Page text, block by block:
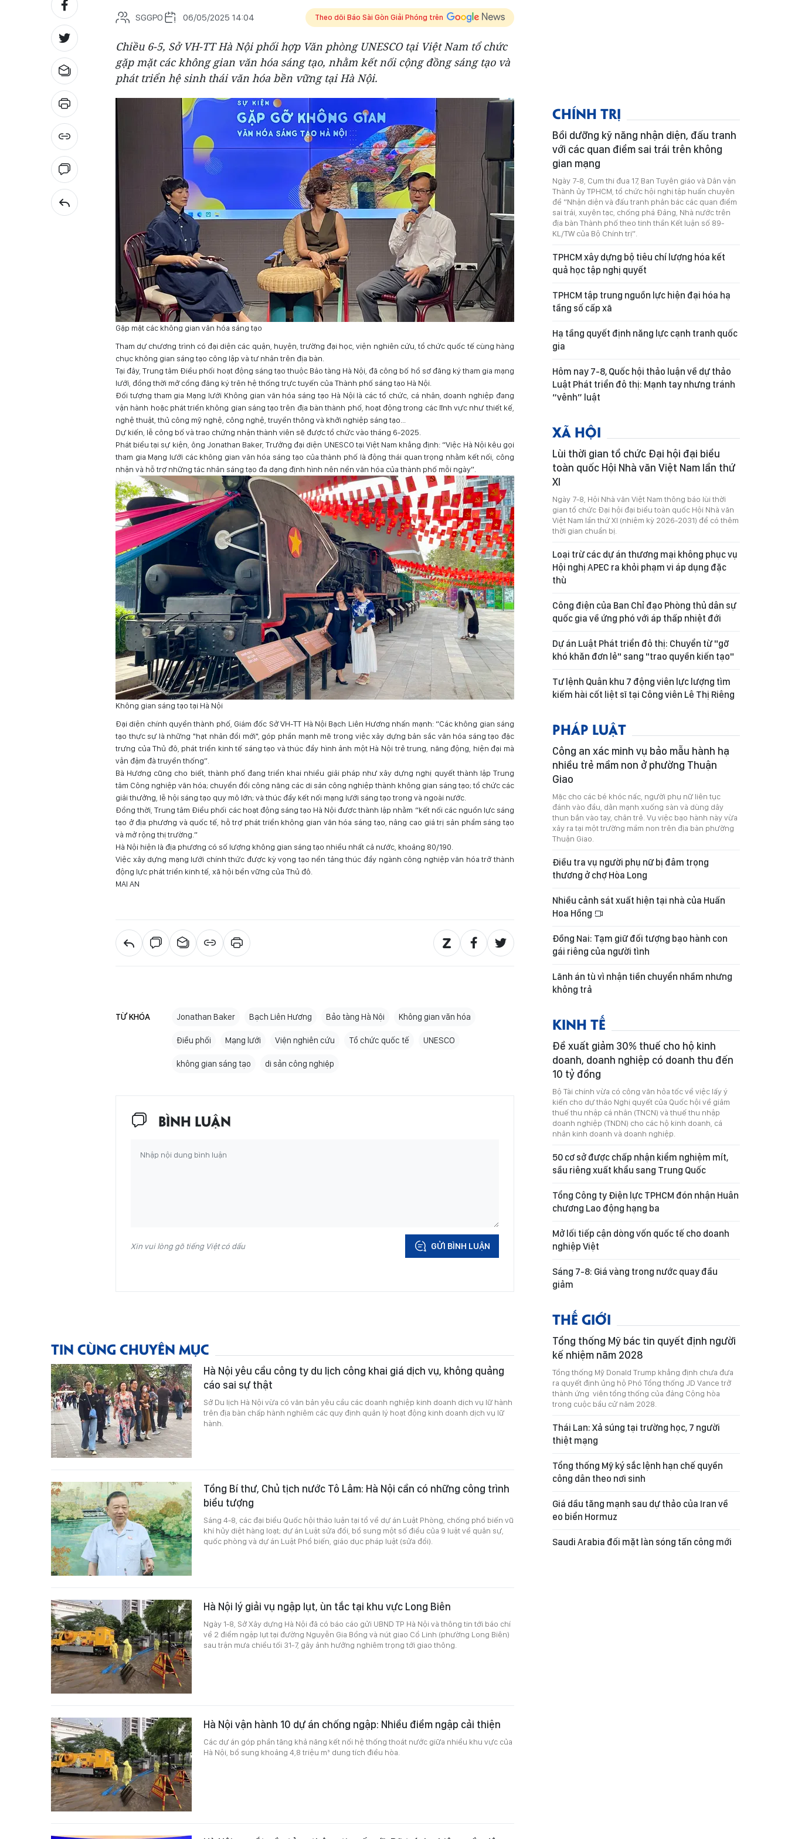
SGGPO 06/05/2025 14:04 Theo dõi Báo Sài Gòn Giải Phóng trên
Chiều 6-5, Sở VH-TT Hà Nội phối hợp Văn phòng UNESCO tại Việt Nam tổ chức
gặp mặt các không gian văn hóa sáng tạo, nhằm kết nối cộng đồng sáng tạo và
phát triển hệ sinh thái văn hóa bền vững tại Hà Nội.
Gặp mặt các không gian văn hóa sáng tạo
Tham dự chương trình có đại diện các quận, huyện, trường đại học, viện nghiên cứu, tổ chức quốc tế cùng hàng
chục không gian sáng tạo công lập và tư nhân trên địa bàn.
Tại đây, Trung tâm Điều phối hoạt động sáng tạo thuộc Bảo tàng Hà Nội, đã công bố hồ sơ đăng ký tham gia mạng
lưới, đồng thời mở cổng đăng ký trên hệ thống trực tuyến của Thành phố sáng tạo Hà Nội.
Đối tượng tham gia Mạng lưới Không gian văn hóa sáng tạo Hà Nội là các tổ chức, cá nhân, doanh nghiệp đang
vận hành hoặc phát triển không gian sáng tạo trên địa bàn thành phố, hoạt động trong các lĩnh vực như thiết kế,
nghệ thuật, thủ công mỹ nghệ, công nghệ, truyền thông và khởi nghiệp sáng tạo...
Dự kiến, lễ công bố và trao chứng nhận thành viên sẽ được tổ chức vào tháng 6-2025.
Phát biểu tại sự kiện, ông Jonathan Baker, Trưởng đại diện UNESCO tại Việt Nam khẳng định: “Việc Hà Nội kêu gọi
tham gia Mạng lưới các không gian văn hóa sáng tạo của thành phố là động thái quan trọng nhằm kết nối, công
nhận và hỗ trợ những tác nhân sáng tạo đa dạng định hình nên nền văn hóa của thành phố mỗi ngày”.
Không gian sáng tạo tại Hà Nội
Đại diện chính quyền thành phố, Giám đốc Sở VH-TT Hà Nội Bạch Liên Hương nhấn mạnh: “Các không gian sáng
tạo thực sự là những "hạt nhân đổi mới", góp phần mạnh mẽ trong việc xây dựng bản sắc văn hóa sáng tạo đặc
trưng của Thủ đô, phát triển kinh tế sáng tạo và thúc đẩy hình ảnh một Hà Nội trẻ trung, năng động, hiện đại mà
vẫn đậm đà truyền thống”.
Bà Hương cũng cho biết, thành phố đang triển khai nhiều giải pháp như xây dựng nghị quyết thành lập Trung
tâm Công nghiệp văn hóa; chuyển đổi công năng các di sản công nghiệp thành không gian sáng tạo; tổ chức các
giải thưởng, lễ hội sáng tạo quy mô lớn; và thúc đẩy kết nối mạng lưới sáng tạo trong và ngoài nước.
Đồng thời, Trung tâm Điều phối các hoạt động sáng tạo Hà Nội được thành lập nhằm “kết nối các nguồn lực sáng
tạo ở địa phương và quốc tế, hỗ trợ phát triển không gian văn hóa sáng tạo, nâng cao giá trị sản phẩm sáng tạo
và mở rộng thị trường.”
Hà Nội hiện là địa phương có số lượng không gian sáng tạo nhiều nhất cả nước, khoảng 80/190.
Việc xây dựng mạng lưới chính thức được kỳ vọng tạo nền tảng thúc đẩy ngành công nghiệp văn hóa trở thành
động lực phát triển kinh tế, xã hội bền vững của Thủ đô.
MAI AN
TỪ KHÓA Jonathan Baker Bạch Liên Hương Bảo tàng Hà Nội Không gian văn hóa
Điều phối Mạng lưới Viện nghiên cứu Tổ chức quốc tế UNESCO
không gian sáng tạo di sản công nghiệp
BÌNH LUẬN
Xin vui lòng gõ tiếng Việt có dấu GỬI BÌNH LUẬN
TIN CÙNG CHUYÊN MỤC
Hà Nội yêu cầu công ty du lịch công khai giá dịch vụ, không quảng
cáo sai sự thật
Sở Du lịch Hà Nội vừa có văn bản yêu cầu các doanh nghiệp kinh doanh dịch vụ lữ hành
trên địa bàn chấp hành nghiêm các quy định quản lý hoạt động kinh doanh dịch vụ lữ
hành.
Tổng Bí thư, Chủ tịch nước Tô Lâm: Hà Nội cần có những công trình
biểu tượng
Sáng 4-8, các đại biểu Quốc hội thảo luận tại tổ về dự án Luật Phòng, chống phổ biến vũ
khí hủy diệt hàng loạt; dự án Luật sửa đổi, bổ sung một số điều của 9 luật về quân sự,
quốc phòng và dự án Luật Phổ biến, giáo dục pháp luật (sửa đổi).
Hà Nội lý giải vụ ngập lụt, ùn tắc tại khu vực Long Biên
Ngày 1-8, Sở Xây dựng Hà Nội đã có báo cáo gửi UBND TP Hà Nội và thông tin tới báo chí
về 2 điểm ngập lụt tại đường Nguyễn Gia Bồng và nút giao Cổ Linh (phường Long Biên)
sau trận mưa chiều tối 31-7, gây ảnh hưởng nghiêm trọng tới giao thông.
Hà Nội vận hành 10 dự án chống ngập: Nhiều điểm ngập cải thiện
Các dự án góp phần tăng khả năng kết nối hệ thống thoát nước giữa nhiều khu vực của
Hà Nội, bổ sung khoảng 4,8 triệu m³ dung tích điều hòa.
CHÍNH TRỊ
Bồi dưỡng kỹ năng nhận diện, đấu tranh
với các quan điểm sai trái trên không
gian mạng
Ngày 7-8, Cụm thi đua 17, Ban Tuyên giáo và Dân vận
Thành ủy TPHCM, tổ chức hội nghị tập huấn chuyên
đề “Nhận diện và đấu tranh phản bác các quan điểm
sai trái, xuyên tạc, chống phá Đảng, Nhà nước trên
địa bàn Thành phố theo tinh thần Kết luận số 89-
KL/TW của Bộ Chính trị”.
TPHCM xây dựng bộ tiêu chí lượng hóa kết
quả học tập nghị quyết
TPHCM tập trung nguồn lực hiện đại hóa hạ
tầng số cấp xã
Hạ tầng quyết định năng lực cạnh tranh quốc
gia
Hôm nay 7-8, Quốc hội thảo luận về dự thảo
Luật Phát triển đô thị: Mạnh tay nhưng tránh
“vênh” luật
XÃ HỘI
Lùi thời gian tổ chức Đại hội đại biểu
toàn quốc Hội Nhà văn Việt Nam lần thứ
XI
Ngày 7-8, Hội Nhà văn Việt Nam thông báo lùi thời
gian tổ chức Đại hội đại biểu toàn quốc Hội Nhà văn
Việt Nam lần thứ XI (nhiệm kỳ 2026-2031) để có thêm
thời gian chuẩn bị.
Loại trừ các dự án thương mại không phục vụ
Hội nghị APEC ra khỏi phạm vi áp dụng đặc
thù
Công điện của Ban Chỉ đạo Phòng thủ dân sự
quốc gia về ứng phó với áp thấp nhiệt đới
Dự án Luật Phát triển đô thị: Chuyển từ "gỡ
khó khăn đơn lẻ" sang "trao quyền kiến tạo"
Tư lệnh Quân khu 7 động viên lực lượng tìm
kiếm hài cốt liệt sĩ tại Công viên Lê Thị Riêng
PHÁP LUẬT
Công an xác minh vụ bảo mẫu hành hạ
nhiều trẻ mầm non ở phường Thuận
Giao
Mặc cho các bé khóc nấc, người phụ nữ liên tục
đánh vào đầu, dằn mạnh xuống sàn và dùng dây
thun bắn vào tay, chân trẻ. Vụ việc bạo hành này vừa
xảy ra tại một trường mầm non trên địa bàn phường
Thuận Giao.
Điều tra vụ người phụ nữ bị đâm trọng
thương ở chợ Hòa Long
Nhiều cảnh sát xuất hiện tại nhà của Huấn
Hoa Hồng
Đồng Nai: Tạm giữ đối tượng bạo hành con
gái riêng của người tình
Lãnh án tù vì nhận tiền chuyển nhầm nhưng
không trả
KINH TẾ
Đề xuất giảm 30% thuế cho hộ kinh
doanh, doanh nghiệp có doanh thu đến
10 tỷ đồng
Bộ Tài chính vừa có công văn hỏa tốc về việc lấy ý
kiến cho dự thảo Nghị quyết của Quốc hội về giảm
thuế thu nhập cá nhân (TNCN) và thuế thu nhập
doanh nghiệp (TNDN) cho các hộ kinh doanh, cá
nhân kinh doanh và doanh nghiệp.
50 cơ sở được chấp nhận kiểm nghiệm mít,
sầu riêng xuất khẩu sang Trung Quốc
Tổng Công ty Điện lực TPHCM đón nhận Huân
chương Lao động hạng ba
Mở lối tiếp cận dòng vốn quốc tế cho doanh
nghiệp Việt
Sáng 7-8: Giá vàng trong nước quay đầu
giảm
THẾ GIỚI
Tổng thống Mỹ bác tin quyết định người
kế nhiệm năm 2028
Tổng thống Mỹ Donald Trump khẳng định chưa đưa
ra quyết định ủng hộ Phó Tổng thống JD Vance trở
thành ứng viên tổng thống của đảng Cộng hòa
trong cuộc bầu cử năm 2028.
Thái Lan: Xả súng tại trường học, 7 người
thiệt mạng
Tổng thống Mỹ ký sắc lệnh hạn chế quyền
công dân theo nơi sinh
Giá dầu tăng mạnh sau dự thảo của Iran về
eo biển Hormuz
Saudi Arabia đối mặt làn sóng tấn công mới